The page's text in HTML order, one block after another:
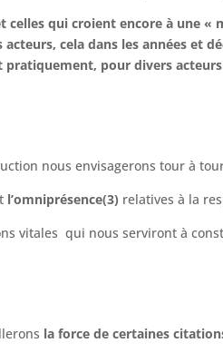
celles qui croient encore à une «
acteurs, cela dans les années et
pour divers
nous envisagerons tour à
l’omniprésence(3) relatives à la
vitales qui nous serviront à
la force de certaines